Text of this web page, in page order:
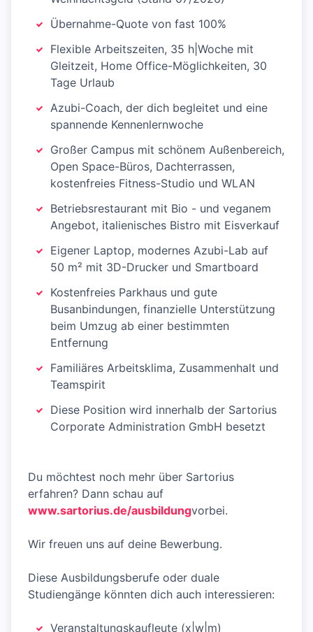
Übernahme-Quote von fast 100%
Flexible Arbeitszeiten, 35 h|Woche mit
Gleitzeit, Home Office-Möglichkeiten, 30
Tage Urlaub
Azubi-Coach, der dich begleitet und eine
spannende Kennenlernwoche
Großer Campus mit schönem Außenbereich,
Open Space-Büros, Dachterrassen,
kostenfreies Fitness-Studio und WLAN
Betriebsrestaurant mit Bio - und veganem
Angebot, italienisches Bistro mit Eisverkauf
Eigener Laptop, modernes Azubi-Lab auf
50 m² mit 3D-Drucker und Smartboard
Kostenfreies Parkhaus und gute
Busanbindungen, finanzielle Unterstützung
beim Umzug ab einer bestimmten
Entfernung
Familiäres Arbeitsklima, Zusammenhalt und
Teamspirit
Diese Position wird innerhalb der Sartorius
Corporate Administration GmbH besetzt
Du möchtest noch mehr über Sartorius
erfahren? Dann schau auf
www.sartorius.de/ausbildungvorbei.
Wir freuen uns auf deine Bewerbung.
Diese Ausbildungsberufe oder duale
Studiengänge könnten dich auch interessieren:
Veranstaltungskaufleute (x|w|m)